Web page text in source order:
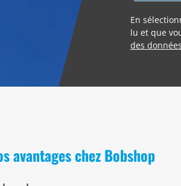
En
lu et que
des données
avantages chez Bobshop